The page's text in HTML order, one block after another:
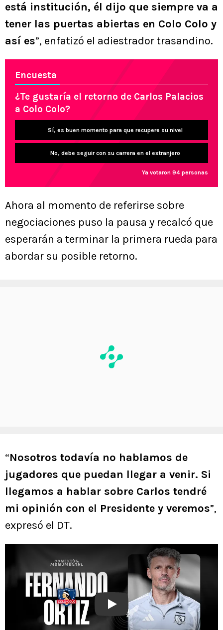
está institución, él dijo que siempre va a
tener las puertas abiertas en Colo Colo y
así es”, enfatizó el adiestrador trasandino.
Encuesta
¿Te gustaría el retorno de Carlos Palacios
a Colo Colo?
Sí, es buen momento para que recupere su nivel
No, debe seguir con su carrera en el extranjero
Ya votaron 94 personas
Ahora al momento de referirse sobre
negociaciones puso la pausa y recalcó que
esperarán a terminar la primera rueda para
abordar su posible retorno.
“Nosotros todavía no hablamos de
jugadores que puedan llegar a venir. Si
llegamos a hablar sobre Carlos tendré
mi opinión con el Presidente y veremos”,
expresó el DT.
Play